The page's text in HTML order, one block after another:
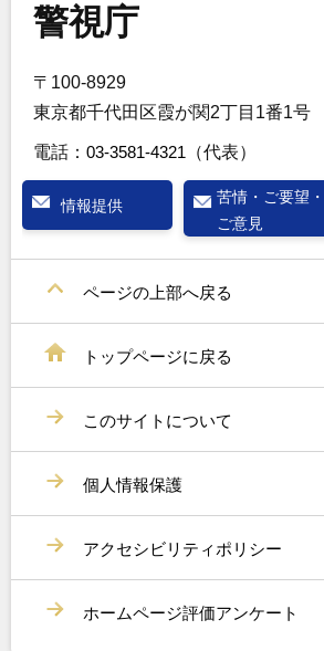
警視庁
〒100-8929
東京都千代田区霞が関2丁目1番1号
電話： 03-3581-4321 （代表）
情報提供
苦情・ご要望・
ご意見
ページの上部へ戻る
トップページに戻る
このサイトについて
個人情報保護
アクセシビリティポリシー
ホームページ評価アンケート